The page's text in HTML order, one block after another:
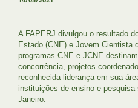
A FAPERJ divulgou o resultado
Estado (CNE) e Jovem Cientista
programas CNE e JCNE
concorrência, projetos
reconhecida liderança em sua
instituições de ensino e
Janeiro.